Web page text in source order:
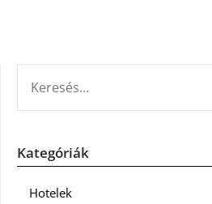
Kategóriák
Hotelek